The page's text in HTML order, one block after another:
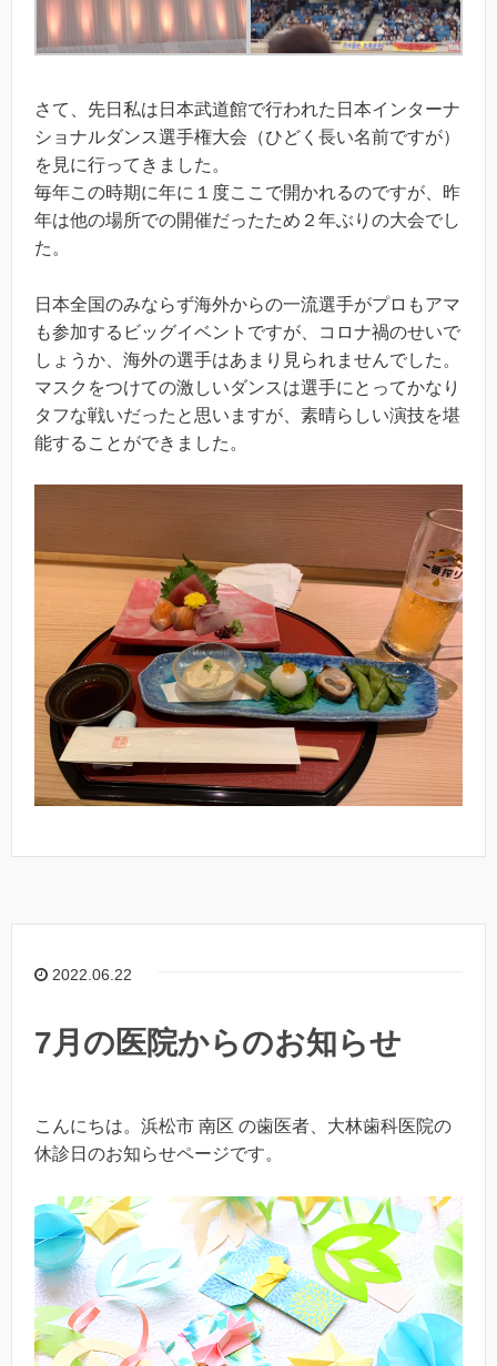
さて、先日私は日本武道館で行われた日本インターナ
ショナルダンス選手権大会（ひどく長い名前ですが）
を見に行ってきました。
毎年この時期に年に１度ここで開かれるのですが、昨
年は他の場所での開催だったため２年ぶりの大会でし
た。
日本全国のみならず海外からの一流選手がプロもアマ
も参加するビッグイベントですが、コロナ禍のせいで
しょうか、海外の選手はあまり見られませんでした。
マスクをつけての激しいダンスは選手にとってかなり
タフな戦いだったと思いますが、素晴らしい演技を堪
能することができました。
2022.06.22
7月の医院からのお知らせ
こんにちは。浜松市 南区 の歯医者、大林歯科医院の
休診日のお知らせページです。